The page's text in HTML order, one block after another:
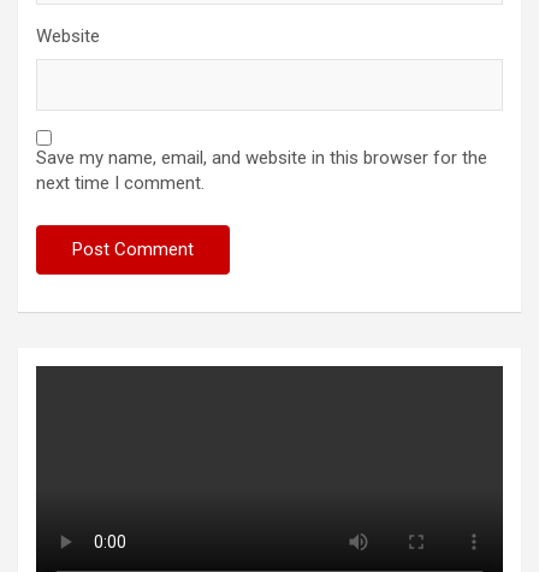
Website
Save my name, email, and website in this browser for the
next time I comment.